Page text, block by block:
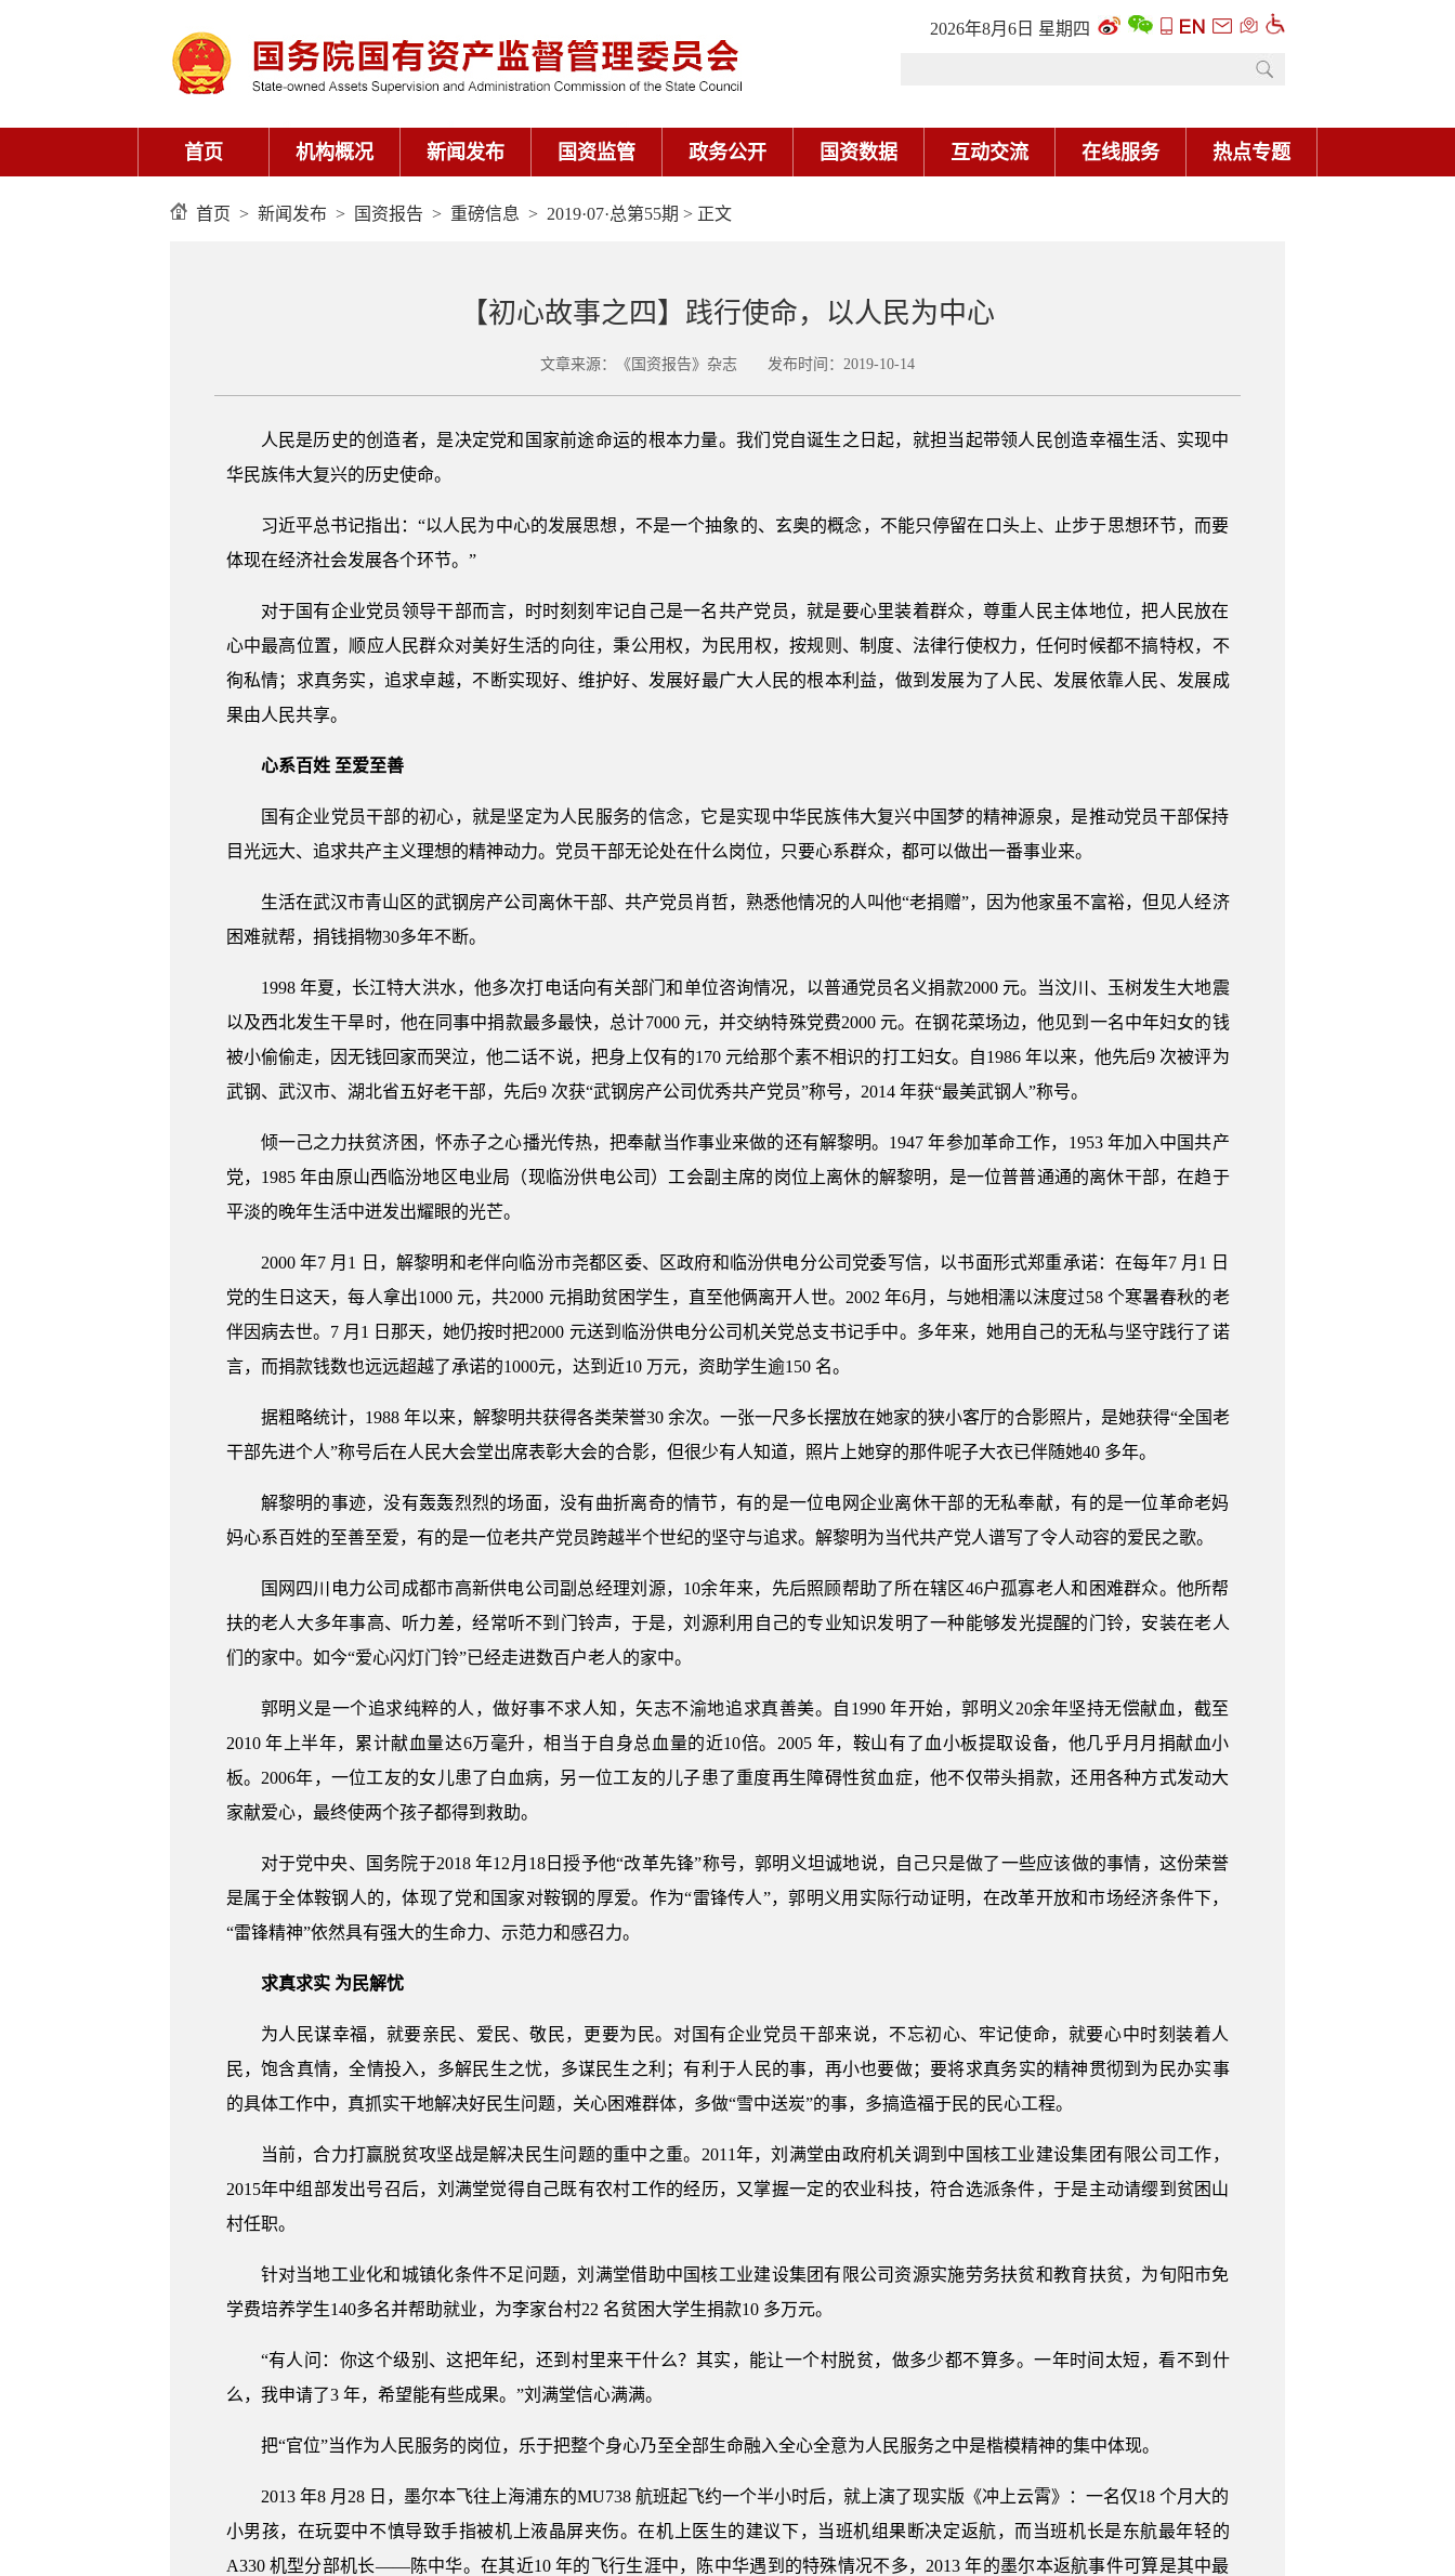
首页 > 新闻发布 > 国资报告 > 重磅信息 > 2019·07·总第55期 > 正文
【初心故事之四】践行使命，以人民为中心
文章来源：《国资报告》杂志 发布时间：2019-10-14
人民是历史的创造者，是决定党和国家前途命运的根本力量。我们党自诞生之日起，就担当起带领人民创造幸福生活、实现中
华民族伟大复兴的历史使命。
习近平总书记指出：“以人民为中心的发展思想，不是一个抽象的、玄奥的概念，不能只停留在口头上、止步于思想环节，而要
体现在经济社会发展各个环节。”
对于国有企业党员领导干部而言，时时刻刻牢记自己是一名共产党员，就是要心里装着群众，尊重人民主体地位，把人民放在
心中最高位置，顺应人民群众对美好生活的向往，秉公用权，为民用权，按规则、制度、法律行使权力，任何时候都不搞特权，不
徇私情；求真务实，追求卓越，不断实现好、维护好、发展好最广大人民的根本利益，做到发展为了人民、发展依靠人民、发展成
果由人民共享。
心系百姓 至爱至善
国有企业党员干部的初心，就是坚定为人民服务的信念，它是实现中华民族伟大复兴中国梦的精神源泉，是推动党员干部保持
目光远大、追求共产主义理想的精神动力。党员干部无论处在什么岗位，只要心系群众，都可以做出一番事业来。
生活在武汉市青山区的武钢房产公司离休干部、共产党员肖哲，熟悉他情况的人叫他“老捐赠”，因为他家虽不富裕，但见人经济
困难就帮，捐钱捐物30多年不断。
1998 年夏，长江特大洪水，他多次打电话向有关部门和单位咨询情况，以普通党员名义捐款2000 元。当汶川、玉树发生大地震
以及西北发生干旱时，他在同事中捐款最多最快，总计7000 元，并交纳特殊党费2000 元。在钢花菜场边，他见到一名中年妇女的钱
被小偷偷走，因无钱回家而哭泣，他二话不说，把身上仅有的170 元给那个素不相识的打工妇女。自1986 年以来，他先后9 次被评为
武钢、武汉市、湖北省五好老干部，先后9 次获“武钢房产公司优秀共产党员”称号，2014 年获“最美武钢人”称号。
倾一己之力扶贫济困，怀赤子之心播光传热，把奉献当作事业来做的还有解黎明。1947 年参加革命工作，1953 年加入中国共产
党，1985 年由原山西临汾地区电业局（现临汾供电公司）工会副主席的岗位上离休的解黎明，是一位普普通通的离休干部，在趋于
平淡的晚年生活中迸发出耀眼的光芒。
2000 年7 月1 日，解黎明和老伴向临汾市尧都区委、区政府和临汾供电分公司党委写信，以书面形式郑重承诺：在每年7 月1 日
党的生日这天，每人拿出1000 元，共2000 元捐助贫困学生，直至他俩离开人世。2002 年6月，与她相濡以沫度过58 个寒暑春秋的老
伴因病去世。7 月1 日那天，她仍按时把2000 元送到临汾供电分公司机关党总支书记手中。多年来，她用自己的无私与坚守践行了诺
言，而捐款钱数也远远超越了承诺的1000元，达到近10 万元，资助学生逾150 名。
据粗略统计，1988 年以来，解黎明共获得各类荣誉30 余次。一张一尺多长摆放在她家的狭小客厅的合影照片，是她获得“全国老
干部先进个人”称号后在人民大会堂出席表彰大会的合影，但很少有人知道，照片上她穿的那件呢子大衣已伴随她40 多年。
解黎明的事迹，没有轰轰烈烈的场面，没有曲折离奇的情节，有的是一位电网企业离休干部的无私奉献，有的是一位革命老妈
妈心系百姓的至善至爱，有的是一位老共产党员跨越半个世纪的坚守与追求。解黎明为当代共产党人谱写了令人动容的爱民之歌。
国网四川电力公司成都市高新供电公司副总经理刘源，10余年来，先后照顾帮助了所在辖区46户孤寡老人和困难群众。他所帮
扶的老人大多年事高、听力差，经常听不到门铃声，于是，刘源利用自己的专业知识发明了一种能够发光提醒的门铃，安装在老人
们的家中。如今“爱心闪灯门铃”已经走进数百户老人的家中。
郭明义是一个追求纯粹的人，做好事不求人知，矢志不渝地追求真善美。自1990 年开始，郭明义20余年坚持无偿献血，截至
2010 年上半年，累计献血量达6万毫升，相当于自身总血量的近10倍。2005 年，鞍山有了血小板提取设备，他几乎月月捐献血小
板。2006年，一位工友的女儿患了白血病，另一位工友的儿子患了重度再生障碍性贫血症，他不仅带头捐款，还用各种方式发动大
家献爱心，最终使两个孩子都得到救助。
对于党中央、国务院于2018 年12月18日授予他“改革先锋”称号，郭明义坦诚地说，自己只是做了一些应该做的事情，这份荣誉
是属于全体鞍钢人的，体现了党和国家对鞍钢的厚爱。作为“雷锋传人”，郭明义用实际行动证明，在改革开放和市场经济条件下，
“雷锋精神”依然具有强大的生命力、示范力和感召力。
求真求实 为民解忧
为人民谋幸福，就要亲民、爱民、敬民，更要为民。对国有企业党员干部来说，不忘初心、牢记使命，就要心中时刻装着人
民，饱含真情，全情投入，多解民生之忧，多谋民生之利；有利于人民的事，再小也要做；要将求真务实的精神贯彻到为民办实事
的具体工作中，真抓实干地解决好民生问题，关心困难群体，多做“雪中送炭”的事，多搞造福于民的民心工程。
当前，合力打赢脱贫攻坚战是解决民生问题的重中之重。2011年，刘满堂由政府机关调到中国核工业建设集团有限公司工作，
2015年中组部发出号召后，刘满堂觉得自己既有农村工作的经历，又掌握一定的农业科技，符合选派条件，于是主动请缨到贫困山
村任职。
针对当地工业化和城镇化条件不足问题，刘满堂借助中国核工业建设集团有限公司资源实施劳务扶贫和教育扶贫，为旬阳市免
学费培养学生140多名并帮助就业，为李家台村22 名贫困大学生捐款10 多万元。
“有人问：你这个级别、这把年纪，还到村里来干什么？其实，能让一个村脱贫，做多少都不算多。一年时间太短，看不到什
么，我申请了3 年，希望能有些成果。”刘满堂信心满满。
把“官位”当作为人民服务的岗位，乐于把整个身心乃至全部生命融入全心全意为人民服务之中是楷模精神的集中体现。
2013 年8 月28 日，墨尔本飞往上海浦东的MU738 航班起飞约一个半小时后，就上演了现实版《冲上云霄》：一名仅18 个月大的
小男孩，在玩耍中不慎导致手指被机上液晶屏夹伤。在机上医生的建议下，当班机组果断决定返航，而当班机长是东航最年轻的
A330 机型分部机长——陈中华。在其近10 年的飞行生涯中，陈中华遇到的特殊情况不多，2013 年的墨尔本返航事件可算是其中最